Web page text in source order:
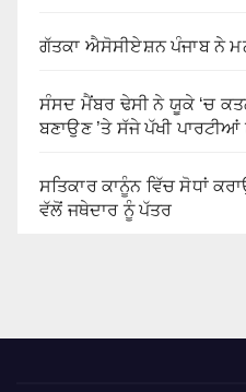
ਗੱਤਕਾ ਐਸੋਸੀਏਸ਼ਨ ਪੰਜਾਬ ਨੇ
ਸੰਸਦ ਮੈਂਬਰ ਢੇਸੀ ਨੇ ਯੂਕੇ ‘ਚ
ਬਣਾਉਣ ’ਤੇ ਸੱਜੇ ਪੱਖੀ
ਸਤਿਕਾਰ ਕਾਨੂੰਨ ਵਿੱਚ ਸੋਧਾਂ
ਵੱਲੋਂ ਜਥੇਦਾਰ ਨੂੰ ਪੱਤਰ